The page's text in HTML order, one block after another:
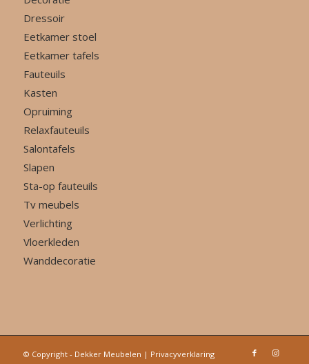
Dressoir
Eetkamer stoel
Eetkamer tafels
Fauteuils
Kasten
Opruiming
Relaxfauteuils
Salontafels
Slapen
Sta-op fauteuils
Tv meubels
Verlichting
Vloerkleden
Wanddecoratie
© Copyright - Dekker Meubelen | Privacyverklaring